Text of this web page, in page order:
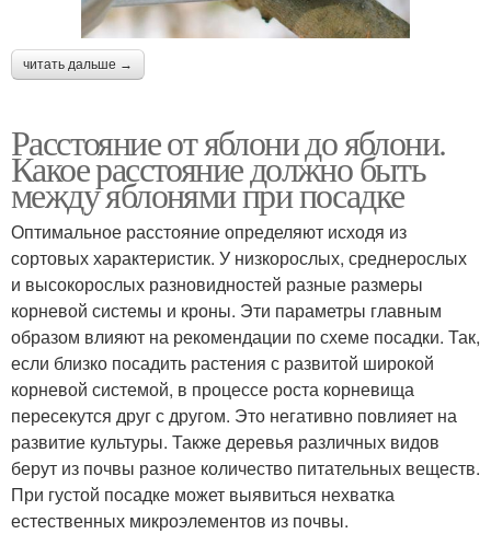
читать дальше →
Расстояние от яблони до яблони.
Какое расстояние должно быть
между яблонями при посадке
Оптимальное расстояние определяют исходя из
сортовых характеристик. У низкорослых, среднерослых
и высокорослых разновидностей разные размеры
корневой системы и кроны. Эти параметры главным
образом влияют на рекомендации по схеме посадки. Так,
если близко посадить растения с развитой широкой
корневой системой, в процессе роста корневища
пересекутся друг с другом. Это негативно повлияет на
развитие культуры. Также деревья различных видов
берут из почвы разное количество питательных веществ.
При густой посадке может выявиться нехватка
естественных микроэлементов из почвы.